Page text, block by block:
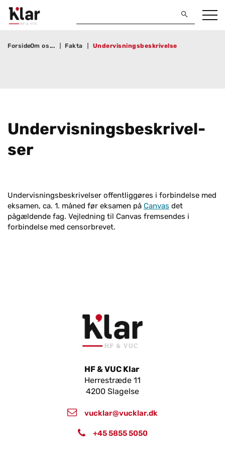
ForsideOm os Fakta Undervisningsbeskrivelse
Un­der­vis­nings­be­skri­vel­
ser
Undervisningsbeskrivelser offentliggøres i forbindelse med
eksamen, ca. 1. måned før eksamen på Canvas det
pågældende fag. Vejledning til Canvas fremsendes i
forbindelse med censorbrevet.
HF & VUC Klar
Herrestræde 11
4200 Slagelse
vucklar@vucklar.dk
+45 5855 5050